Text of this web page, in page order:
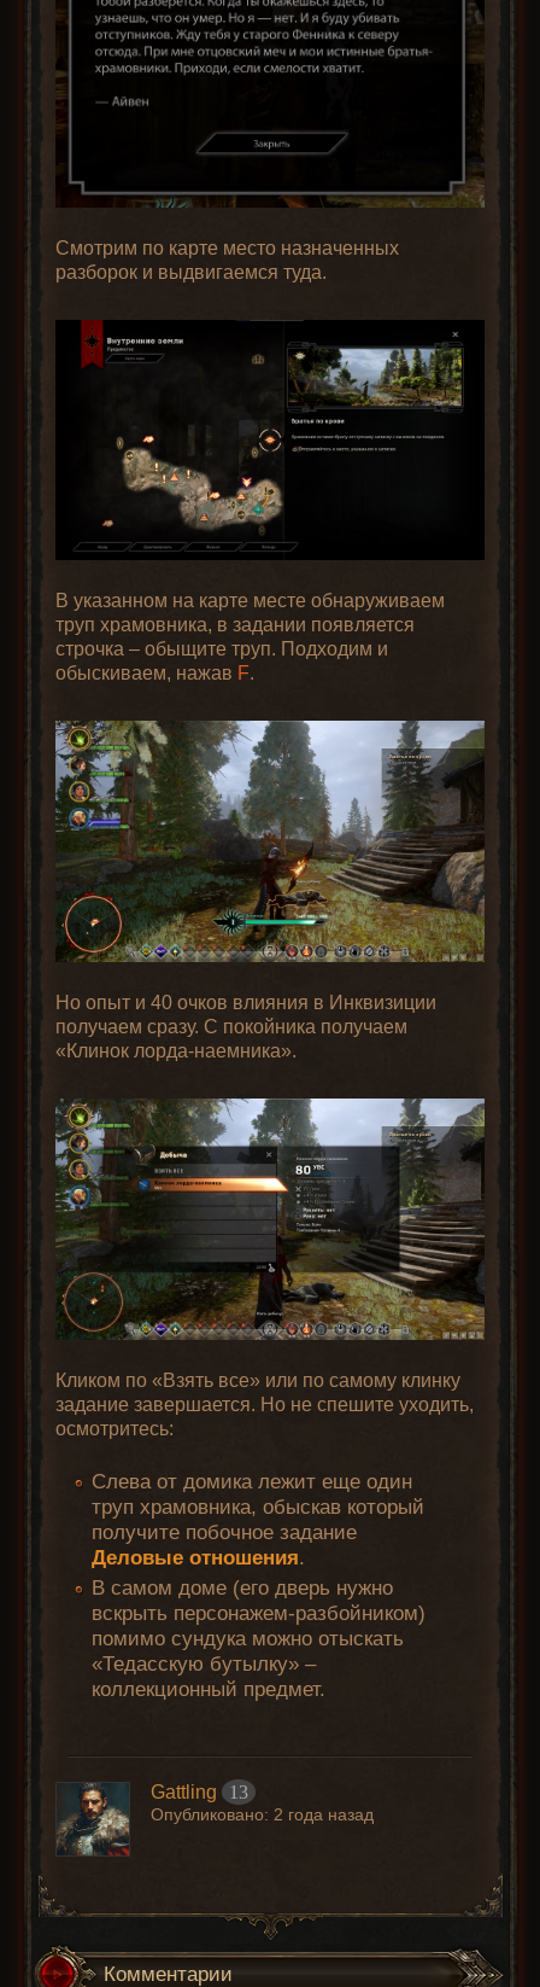
Смотрим по карте место назначенных
разборок и выдвигаемся туда.
В указанном на карте месте обнаруживаем
труп храмовника, в задании появляется
строчка – обыщите труп. Подходим и
обыскиваем, нажав F.
Но опыт и 40 очков влияния в Инквизиции
получаем сразу. С покойника получаем
«Клинок лорда-наемника».
Кликом по «Взять все» или по самому клинку
задание завершается. Но не спешите уходить,
осмотритесь:
Слева от домика лежит еще один
труп храмовника, обыскав который
получите побочное задание
Деловые отношения.
В самом доме (его дверь нужно
вскрыть персонажем-разбойником)
помимо сундука можно отыскать
«Тедасскую бутылку» –
коллекционный предмет.
Gattling 13
Опубликовано: 2 года назад
Комментарии